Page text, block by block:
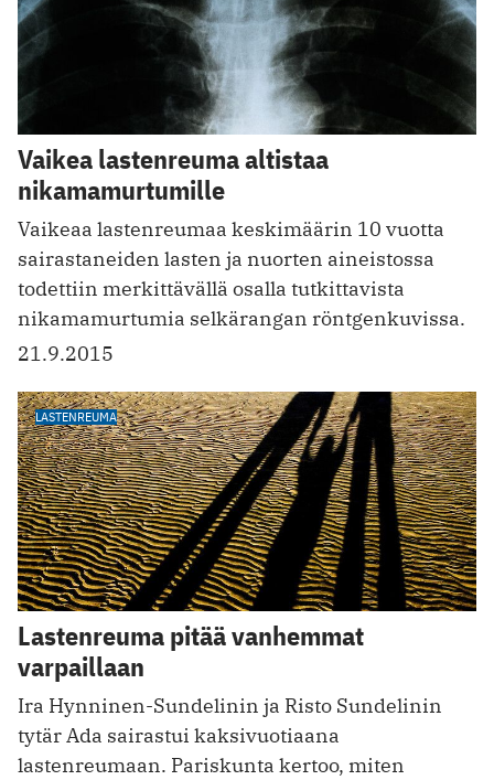
Vaikea lastenreuma altistaa
nikamamurtumille
Vaikeaa lastenreumaa keskimäärin 10 vuotta
sairastaneiden lasten ja nuorten aineistossa
todettiin merkittävällä osalla tutkittavista
nikamamurtumia selkärangan röntgenkuvissa.
21.9.2015
LASTENREUMA
Lastenreuma pitää vanhemmat
varpaillaan
Ira Hynninen-Sundelinin ja Risto Sundelinin
tytär Ada sairastui kaksivuotiaana
lastenreumaan. Pariskunta kertoo, miten